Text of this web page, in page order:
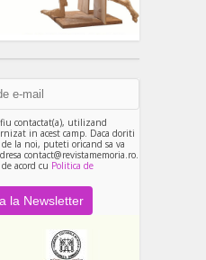
contactat(a), utilizand
in acest camp. Daca doriti
la noi, puteti oricand sa va
contact@revistamemoria.ro.
acord cu Politica de